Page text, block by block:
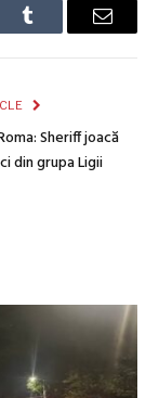
Tumblr Email
Sheriff joacă
din grupa Ligii